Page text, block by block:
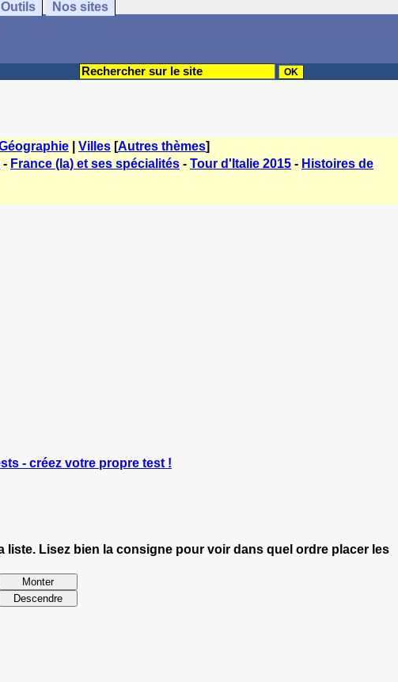
Outils Nos sites
Villes [Autres thèmes]
- France (la) et ses spécialités - Tour d'Italie 2015 - Histoires de
- créez votre propre test !
Lisez bien la consigne pour voir dans quel ordre placer les